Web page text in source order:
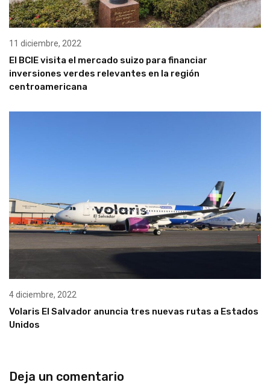
11 diciembre, 2022
El BCIE visita el mercado suizo para financiar
inversiones verdes relevantes en la región
centroamericana
4 diciembre, 2022
Volaris El Salvador anuncia tres nuevas rutas a Estados
Unidos
Deja un comentario